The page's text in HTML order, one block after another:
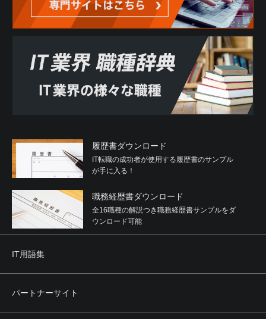
履歴書ダウンロード
IT転職の成功者が使用する履歴書のサンプル
が手に入る！
職務経歴書ダウンロード
全16職種の解説つき職務経歴書サンプルをダ
ウンロード可能
IT用語集
パートナーサイト